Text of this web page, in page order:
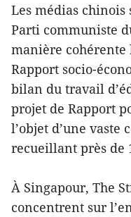
Les médias
Parti communiste
manière
Rapport socio-
bilan du travail
projet de Rapport
l’objet d’une
recueillant près de
À Singapour, The
concentrent sur